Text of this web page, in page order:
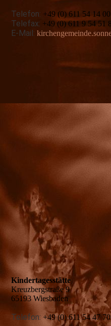
Telefon: +49 (0) 611 54 14 00
Telefax: +49 (0) 611 9 54 51
E-Mail:
Kindertagesstätte
Kreuzbergstraße 9
65193 Wiesbaden
Telefon: +49 (0) 611 54 47 70